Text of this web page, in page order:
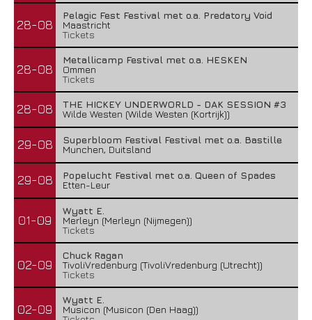
28-08
Pelagic Fest Festival met o.a. Predatory Void
Maastricht
Tickets
28-08
Metallicamp Festival met o.a. HESKEN
Ommen
Tickets
28-08
THE HICKEY UNDERWORLD - DAK SESSION #3
Wilde Westen (Wilde Westen (Kortrijk))
29-08
Superbloom Festival Festival met o.a. Bastille
Munchen, Duitsland
29-08
Popelucht Festival met o.a. Queen of Spades
Etten-Leur
01-09
Wyatt E.
Merleyn (Merleyn (Nijmegen))
Tickets
02-09
Chuck Ragan
TivoliVredenburg (TivoliVredenburg (Utrecht))
Tickets
02-09
Wyatt E.
Musicon (Musicon (Den Haag))